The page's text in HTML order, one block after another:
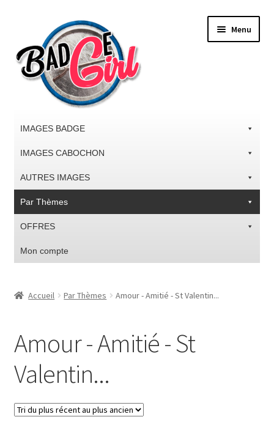
la
navigation
contenu
Menu
IMAGES BADGE
IMAGES CABOCHON
AUTRES IMAGES
Par Thèmes
OFFRES
Mon compte
#2771 (pas de titre)
#5610 (pas de titre)
#5740 (pas de titre)
Accueil Par Thèmes Amour - Amitié - St Valentin...
Amour - Amitié - St
Valentin...